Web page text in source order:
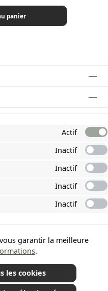
panier
d'expéditionet les éventuels frais de
Actif
Inactif
Inactif
Inactif
Inactif
garantir la meilleure
.
les cookies